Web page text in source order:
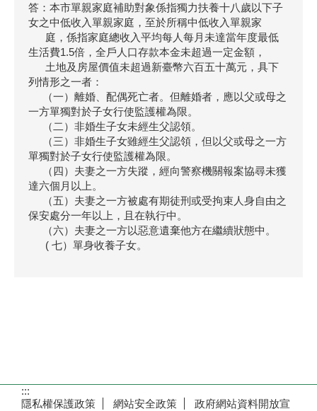
答：本市單親家庭補助對象係指獨力扶養十八歲以下子
女之中低收入單親家庭，至於所稱中低收入單親家
庭，係指家庭總收入平均每人每月未達當年度最低
生活費1.5倍，全戶人口存款本金未超過一定金額，
土地及房屋價值未超過新臺幣六百五十萬元，具下
列情形之一者：
（一）離婚、配偶死亡者。但離婚者，應以父或母之
一方單獨對於子女行使監護權為限。
（二）非婚生子女未經生父認領。
（三）非婚生子女雖經生父認領，但以父或母之一方
單獨對於子女行使監護權為限。
（四）夫妻之一方失蹤，經向警察機關報案協尋未獲
達六個月以上。
（五）夫妻之一方被處有期徒刑或受拘束人身自由之
保安處分一年以上，且在執行中。
（六）夫妻之一方以惡意遺棄他方在繼續狀態中。
( 七）單身收養子女。
:::
隱私權保護政策
網站安全政策 政府網站資料開放宣